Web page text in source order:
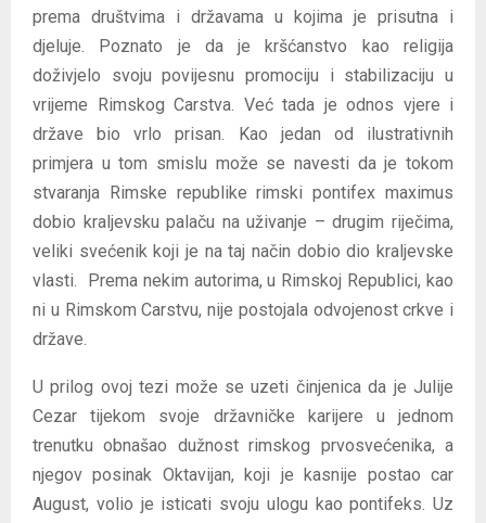
prema društvima i državama u kojima je prisutna i
djeluje. Poznato je da je kršćanstvo kao religija
doživjelo svoju povijesnu promociju i stabilizaciju u
vrijeme Rimskog Carstva. Već tada je odnos vjere i
države bio vrlo prisan. Kao jedan od ilustrativnih
primjera u tom smislu može se navesti da je tokom
stvaranja Rimske republike rimski pontifex maximus
dobio kraljevsku palaču na uživanje – drugim riječima,
veliki svećenik koji je na taj način dobio dio kraljevske
vlasti. Prema nekim autorima, u Rimskoj Republici, kao
ni u Rimskom Carstvu, nije postojala odvojenost crkve i
države.
U prilog ovoj tezi može se uzeti činjenica da je Julije
Cezar tijekom svoje državničke karijere u jednom
trenutku obnašao dužnost rimskog prvosvećenika, a
njegov posinak Oktavijan, koji je kasnije postao car
August, volio je isticati svoju ulogu kao pontifeks. Uz